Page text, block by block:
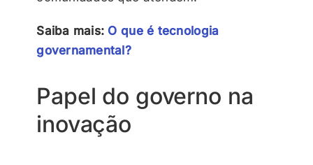
Saiba mais: O que é tecnologia
governamental?
Papel do governo na
inovação